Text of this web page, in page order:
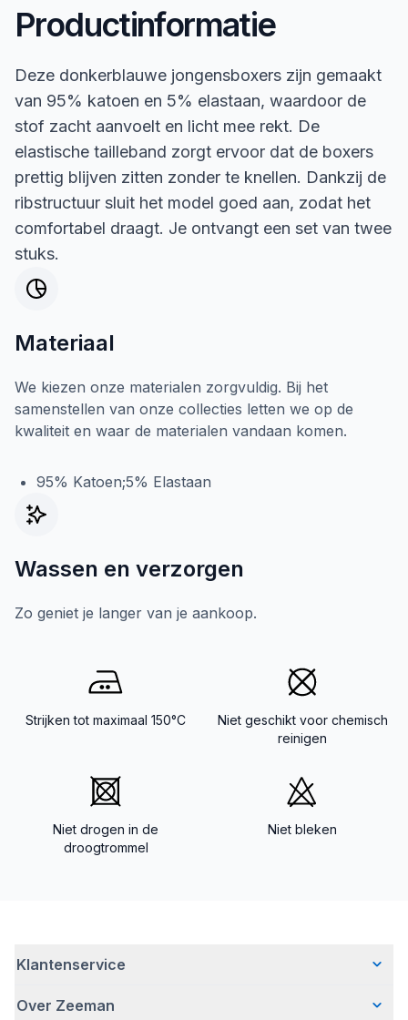
Productinformatie
Deze donkerblauwe jongensboxers zijn gemaakt
van 95% katoen en 5% elastaan, waardoor de
stof zacht aanvoelt en licht mee rekt. De
elastische tailleband zorgt ervoor dat de boxers
prettig blijven zitten zonder te knellen. Dankzij de
ribstructuur sluit het model goed aan, zodat het
comfortabel draagt. Je ontvangt een set van twee
stuks.
Materiaal
We kiezen onze materialen zorgvuldig. Bij het
samenstellen van onze collecties letten we op de
kwaliteit en waar de materialen vandaan komen.
95% Katoen;5% Elastaan
Wassen en verzorgen
Zo geniet je langer van je aankoop.
Strijken tot maximaal 150°C
Niet geschikt voor chemisch
reinigen
Niet drogen in de
droogtrommel
Niet bleken
Klantenservice
Veelgestelde vragen
Over Zeeman